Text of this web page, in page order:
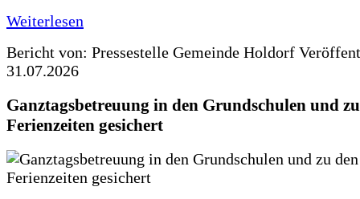
Weiterlesen
Bericht von: Pressestelle Gemeinde Holdorf
31.07.2026
Ganztagsbetreuung in den Grundschulen und
Ferienzeiten gesichert